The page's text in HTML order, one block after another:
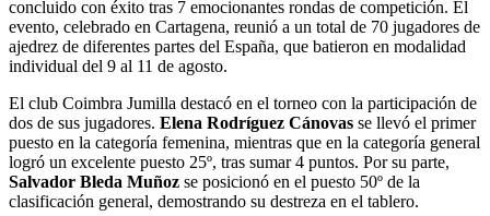
concluido con éxito tras 7 emocionantes rondas de competición. El
evento, celebrado en Cartagena, reunió a un total de 70 jugadores de
ajedrez de diferentes partes del España, que batieron en modalidad
individual del 9 al 11 de agosto.
El club Coimbra Jumilla destacó en el torneo con la participación de
dos de sus jugadores. Elena Rodríguez Cánovas se llevó el primer
puesto en la categoría femenina, mientras que en la categoría general
logró un excelente puesto 25º, tras sumar 4 puntos. Por su parte,
Salvador Bleda Muñoz se posicionó en el puesto 50º de la
clasificación general, demostrando su destreza en el tablero.